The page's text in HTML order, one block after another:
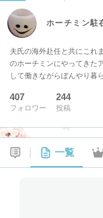
ホーチミン駐
夫氏の海外赴任と共にこれ
のホーチミンにやってきた
して働きながらぼんやり暮
407
フォロワー
244
投稿
一覧